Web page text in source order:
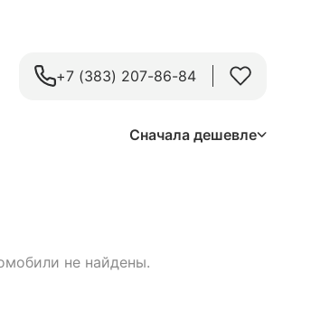
+7 (383) 207-86-84
Сначала дешевле
не найдены.